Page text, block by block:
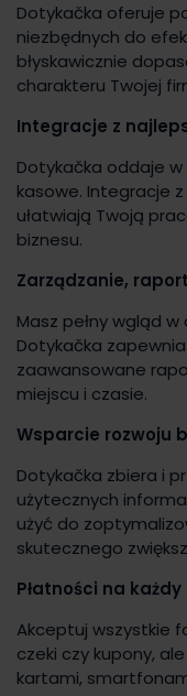
Dotykačka oferuje
niezbędnych do
błyskawicznie
charakteru Twojej
Integracje z
Dotykačka oddaje
kasowe. Integracje
ułatwiają Twoją
biznesu.
Zarządzanie,
Masz pełny wgląd
Dotykačka
zaawansowane
miejscu i czasie.
Wsparcie rozwoju
Dotykačka zbiera i
użytecznych
użyć do
skutecznego
Płatności na
Akceptuj wszystkie
czeki czy kupony,
kartami,